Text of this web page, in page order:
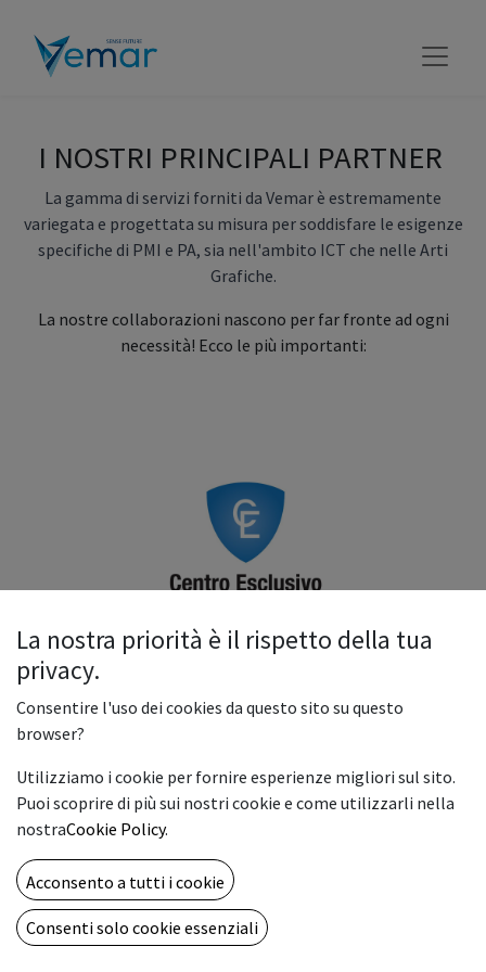
I NOSTRI PRINCIPALI PARTNER
La gamma di servizi forniti da Vemar è estremamente
variegata e progettata su misura per soddisfare le esigenze
specifiche di PMI e PA, sia nell'ambito ICT che nelle Arti
Grafiche.
La nostre collaborazioni nascono per far fronte ad ogni
necessità! Ecco le più importanti:
Konica Minolta
Siamo Centro Esclusivo Konica Minolta
, parte di una rete
Grazie alla formazione continua e al supporto diretto del
team di specialisti tecnico-commerciali Konica Minolta,
garantiamo ai nostri clienti assistenza specializzata e
standard di eccellenza.
La nostra priorità è il rispetto della tua
privacy.
Consentire l'uso dei cookies da questo sito su questo
browser?
Utilizziamo i cookie per fornire esperienze migliori sul sito.
Puoi scoprire di più sui nostri cookie e come utilizzarli nella
nostraCookie Policy.
Acconsento a tutti i cookie
Consenti solo cookie essenziali